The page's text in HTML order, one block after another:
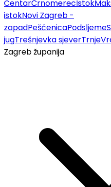
CentarČrnomerecIstok
istokNovi Zagreb -
zapadPešćenicaPodsljeme
jugTrešnjevka sjeverTrnje
Zagreb županija